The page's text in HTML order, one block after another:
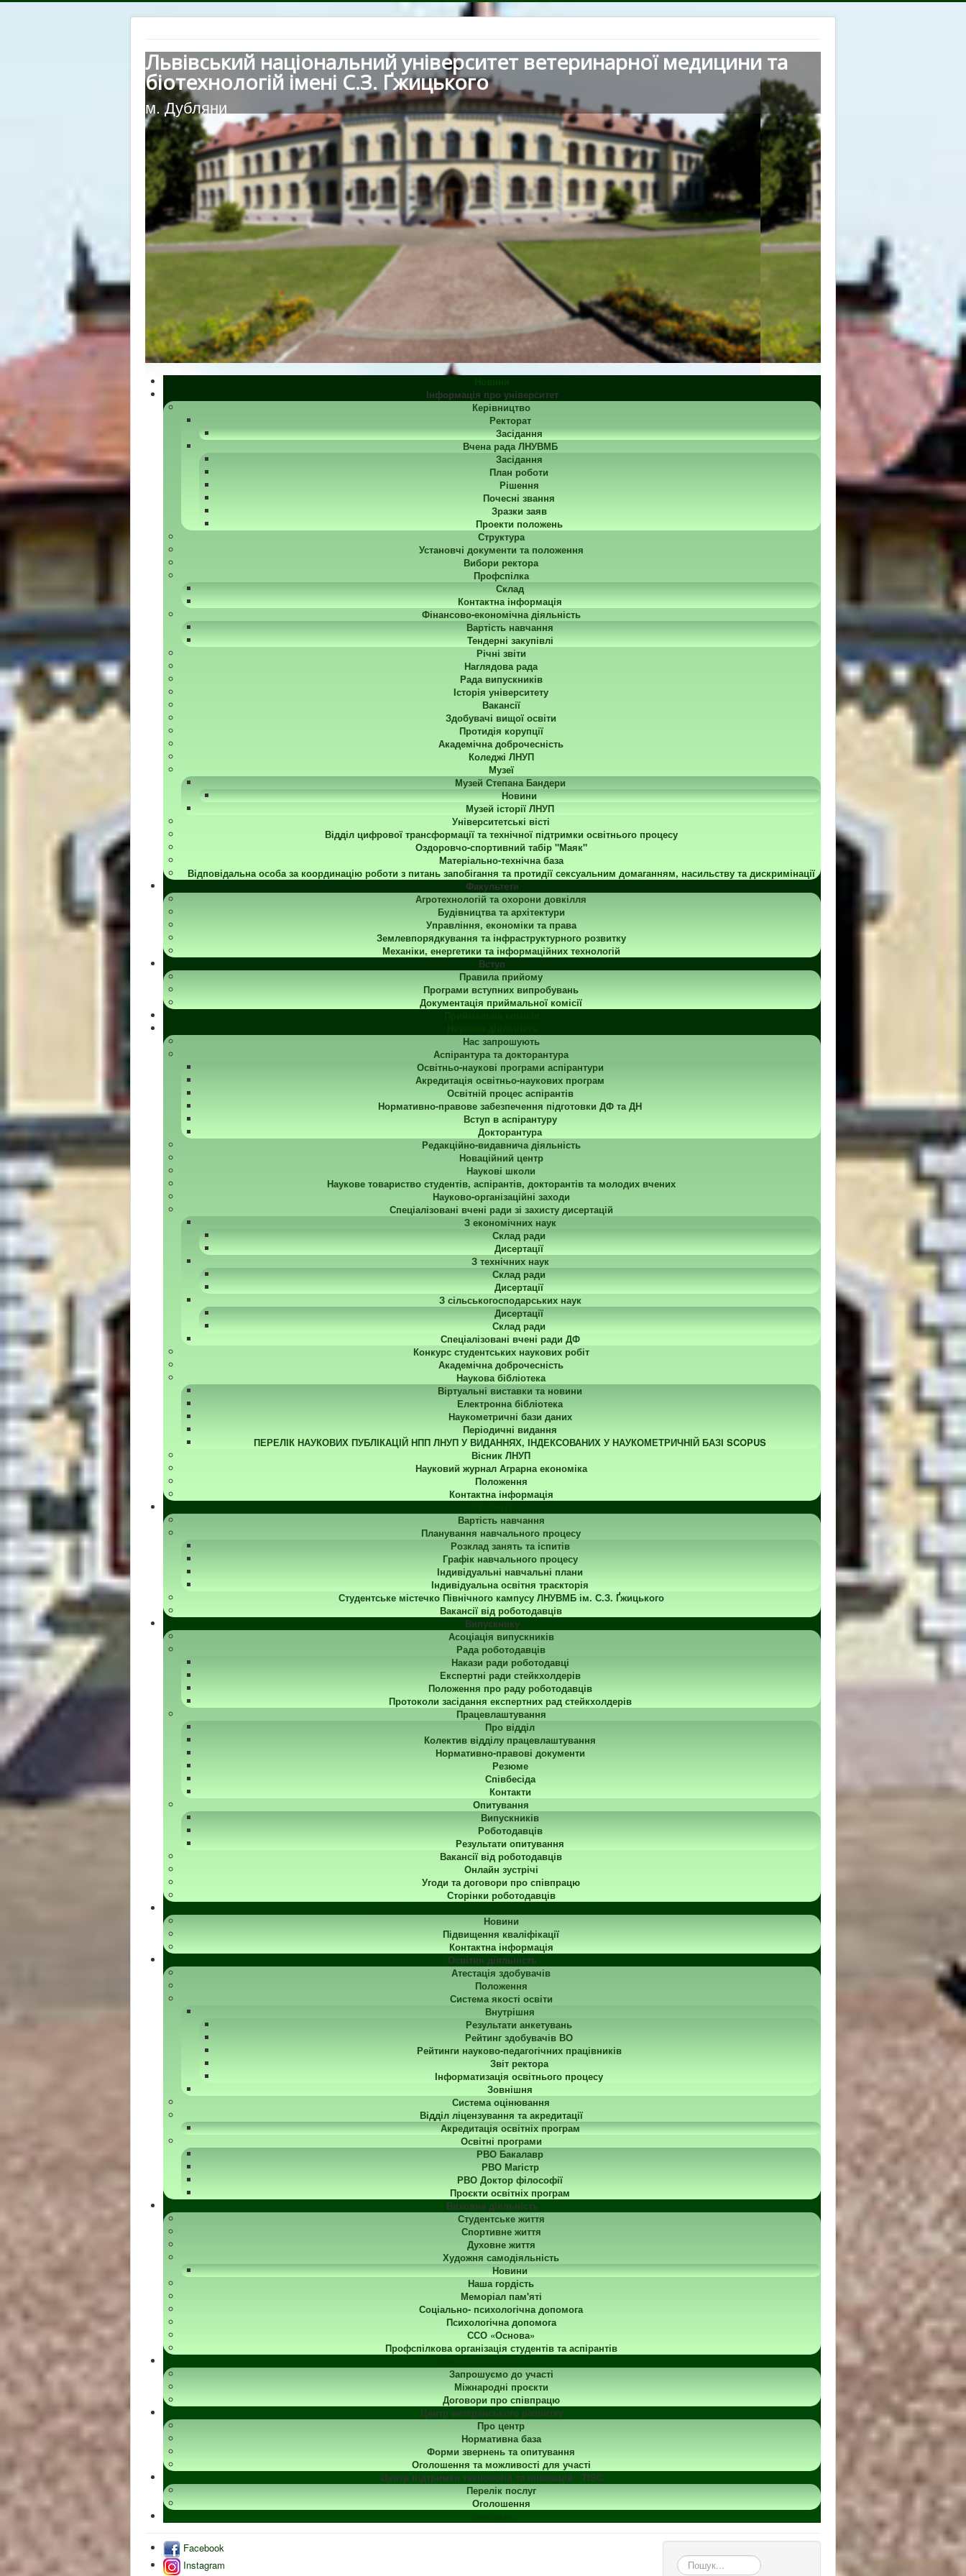
Львівський національний університет ветеринарної медицини та
біотехнологій імені С.З. Ґжицького
м. Дубляни
Інформація про університет
Керівництво
Ректорат
Засідання
Вчена рада ЛНУВМБ
Засідання
План роботи
Рішення
Почесні звання
Зразки заяв
Проекти положень
Структура
Установчі документи та положення
Вибори ректора
Профспілка
Склад
Контактна інформація
Фінансово-економічна діяльність
Вартість навчання
Тендерні закупівлі
Річні звіти
Наглядова рада
Рада випускників
Історія університету
Вакансії
Здобувачі вищої освіти
Протидія корупції
Академічна доброчесність
Коледжі ЛНУП
Музеї
Музей Степана Бандери
Новини
Музей історії ЛНУП
Університетські вісті
Відділ цифрової трансформації та технічної підтримки освітнього процесу
Оздоровчо-спортивний табір "Маяк"
Матеріально-технічна база
Відповідальна особа за координацію роботи з питань запобігання та протидії сексуальним домаганням, насильству та дискримінації
Факультети
Агротехнологій та охорони довкілля
Будівництва та архітектури
Управління, економіки та права
Землевпорядкування та інфраструктурного розвитку
Механіки, енергетики та інформаційних технологій
Вступ
Правила прийому
Програми вступних випробувань
Документація приймальної комісії
Нас запрошують
Аспірантура та докторантура
Освітньо-наукові програми аспірантури
Акредитація освітньо-наукових програм
Освітній процес аспірантів
Нормативно-правове забезпечення підготовки ДФ та ДН
Вступ в аспірантуру
Докторантура
Редакційно-видавнича діяльність
Новаційний центр
Наукові школи
Наукове товариство студентів, аспірантів, докторантів та молодих вчених
Науково-організаційні заходи
Спеціалізовані вчені ради зі захисту дисертацій
З економічних наук
Склад ради
Дисертації
З технічних наук
Склад ради
Дисертації
З сільськогосподарських наук
Дисертації
Склад ради
Спеціалізовані вчені ради ДФ
Конкурс студентських наукових робіт
Академічна доброчесність
Наукова бібліотека
Віртуальні виставки та новини
Електронна бібліотека
Наукометричні бази даних
Періодичні видання
ПЕРЕЛІК НАУКОВИХ ПУБЛІКАЦІЙ НПП ЛНУП У ВИДАННЯХ, ІНДЕКСОВАНИХ У НАУКОМЕТРИЧНІЙ БАЗІ SCOPUS
Вісник ЛНУП
Науковий журнал Аграрна економіка
Положення
Контактна інформація
Вартість навчання
Планування навчального процесу
Розклад занять та іспитів
Графік навчального процесу
Індивідуальні навчальні плани
Індивідуальна освітня траєкторія
Студентське містечко Північного кампусу ЛНУВМБ ім. С.З. Ґжицького
Вакансії від роботодавців
Випускнику
Асоціація випускників
Рада роботодавців
Накази ради роботодавці
Експертні ради стейкхолдерів
Положення про раду роботодавців
Протоколи засідання експертних рад стейкхолдерів
Працевлаштування
Про відділ
Колектив відділу працевлаштування
Нормативно-правові документи
Резюме
Співбесіда
Контакти
Опитування
Випускників
Роботодавців
Результати опитування
Вакансії від роботодавців
Онлайн зустрічі
Угоди та договори про співпрацю
Сторінки роботодавців
Новини
Підвищення кваліфікації
Контактна інформація
Освітня діяльність
Атестація здобувачів
Положення
Система якості освіти
Внутрішня
Результати анкетувань
Рейтинг здобувачів ВО
Рейтинги науково-педагогічних працівників
Звіт ректора
Інформатизація освітнього процесу
Зовнішня
Система оцінювання
Відділ ліцензування та акредитації
Акредитація освітніх програм
Освітні програми
РВО Бакалавр
РВО Магістр
РВО Доктор філософії
Проєкти освітніх програм
Виховна діяльність
Студентське життя
Спортивне життя
Духовне життя
Художня самодіяльність
Новини
Наша гордість
Меморіал пам'яті
Соціально- психологічна допомога
Психологічна допомога
ССО «Основа»
Профспілкова організація студентів та аспірантів
Запрошуємо до участі
Міжнародні проєкти
Договори про співпрацю
Центр ветеранського розвитку
Про центр
Нормативна база
Форми звернень та опитування
Оголошення та можливості для участі
Центр підтримки технологій та інновацій - TISC
Перелік послуг
Оголошення
Facebook
Instagram
пошук